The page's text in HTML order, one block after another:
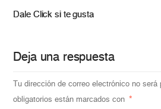
Dale Click si te gusta
Deja una respuesta
Tu dirección de correo electrónico no será
obligatorios están marcados con *